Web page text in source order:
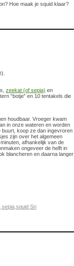
Hoe maak je squid klaar?
zeekat (of sepia) en
“botje” en 10 tentakels die
houdbaar. Vroeger kwam
in onze wateren en worden
koop ze dan ingevroren
zijn over het algemeen
afhankelijk van de
ongeveer de helft in
blancheren en daarna langer
sepia squid Sri